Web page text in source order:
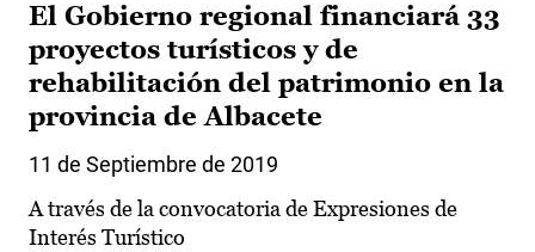
El Gobierno regional financiará 33
proyectos turísticos y de
rehabilitación del patrimonio en la
provincia de Albacete
11 de Septiembre de 2019
A través de la convocatoria de Expresiones de
Interés Turístico